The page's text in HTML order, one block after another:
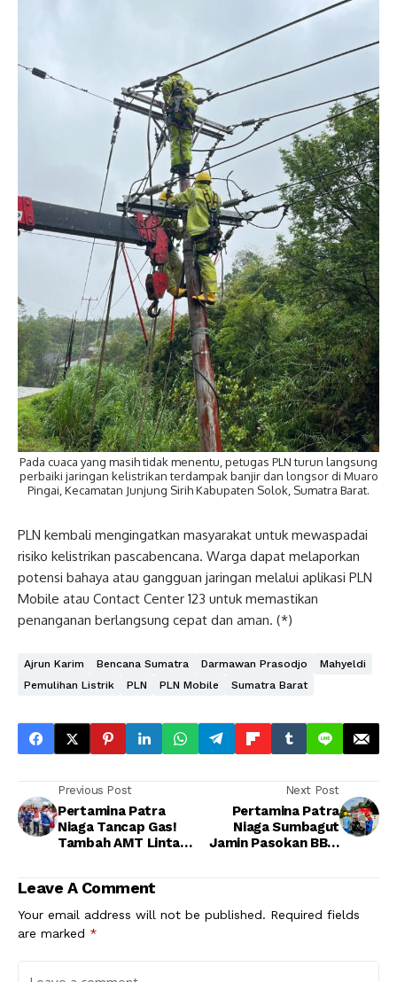
Pada cuaca yang masih tidak menentu, petugas PLN turun langsung
perbaiki jaringan kelistrikan terdampak banjir dan longsor di Muaro
Pingai, Kecamatan Junjung Sirih Kabupaten Solok, Sumatra Barat.
PLN kembali mengingatkan masyarakat untuk mewaspadai
risiko kelistrikan pascabencana. Warga dapat melaporkan
potensi bahaya atau gangguan jaringan melalui aplikasi PLN
Mobile atau Contact Center 123 untuk memastikan
penanganan berlangsung cepat dan aman. (*)
Ajrun Karim Bencana Sumatra Darmawan Prasodjo
Mahyeldi
Pemulihan Listrik
PLN PLN Mobile Sumatra Barat
Previous Post
Pertamina Patra
Niaga Tancap Gas!
Tambah AMT Lintas
Sumatera
Next Post
Pertamina Patra
Niaga Sumbagut
Jamin Pasokan BBM
Leave A Comment
Your email address will not be published. Required fields
are marked *